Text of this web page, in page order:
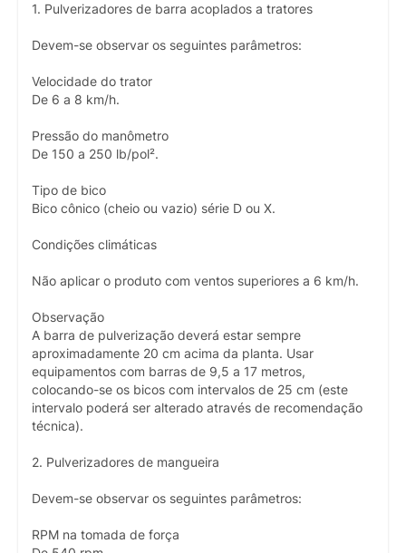
1. Pulverizadores de barra acoplados a tratores
Devem-se observar os seguintes parâmetros:
Velocidade do trator
De 6 a 8 km/h.
Pressão do manômetro
De 150 a 250 lb/pol².
Tipo de bico
Bico cônico (cheio ou vazio) série D ou X.
Condições climáticas
Não aplicar o produto com ventos superiores a 6 km/h.
Observação
A barra de pulverização deverá estar sempre
aproximadamente 20 cm acima da planta. Usar
equipamentos com barras de 9,5 a 17 metros,
colocando-se os bicos com intervalos de 25 cm (este
intervalo poderá ser alterado através de recomendação
técnica).
2. Pulverizadores de mangueira
Devem-se observar os seguintes parâmetros:
RPM na tomada de força